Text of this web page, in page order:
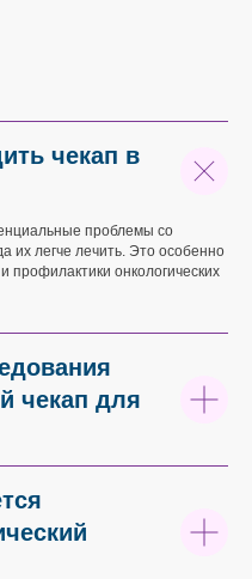
чекап в
проблемы со
их легче лечить. Это особенно
профилактики онкологических
чекап для